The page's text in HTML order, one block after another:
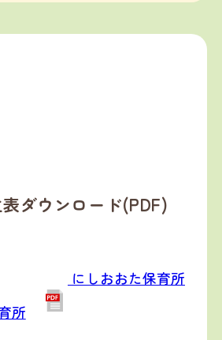
ダウンロード(PDF)
にしおおた保育所
所